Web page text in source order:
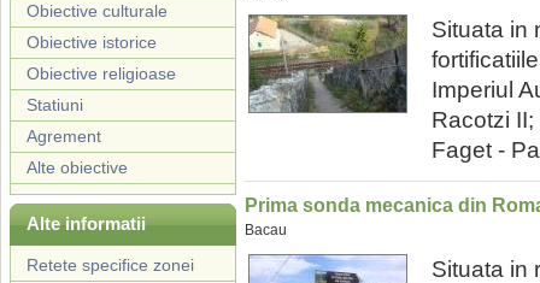
Obiective culturale
Obiective istorice
Obiective religioase
Statiuni
Agrement
Alte obiective
Alte informatii
Retete specifice zonei
Situata in
Imperiul
Racotzi
Faget -
Prima sonda mecanica din
Bacau
Situata in